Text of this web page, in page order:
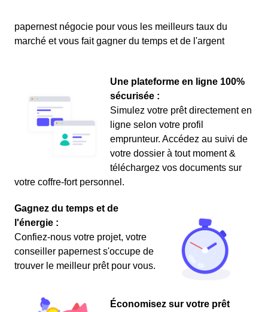
papernest négocie pour vous les meilleurs taux du
marché et vous fait gagner du temps et de l'argent
Une plateforme en ligne 100%
sécurisée :
Simulez votre prêt directement en
ligne selon votre profil
emprunteur. Accédez au suivi de
votre dossier à tout moment &
téléchargez vos documents sur
votre coffre-fort personnel.
Gagnez du temps et de
l'énergie :
Confiez-nous votre projet, votre
conseiller papernest s'occupe de
trouver le meilleur prêt pour vous.
Économisez sur votre prêt